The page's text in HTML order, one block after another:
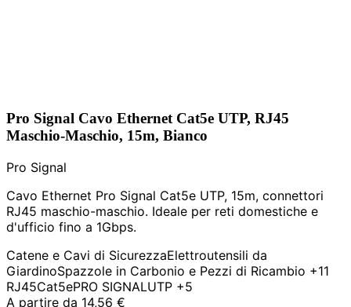
Pro Signal Cavo Ethernet Cat5e UTP, RJ45
Maschio-Maschio, 15m, Bianco
Pro Signal
Cavo Ethernet Pro Signal Cat5e UTP, 15m, connettori
RJ45 maschio-maschio. Ideale per reti domestiche e
d'ufficio fino a 1Gbps.
Catene e Cavi di SicurezzaElettroutensili da
GiardinoSpazzole in Carbonio e Pezzi di Ricambio +11
RJ45Cat5ePRO SIGNALUTP +5
A partire da 14,56 €